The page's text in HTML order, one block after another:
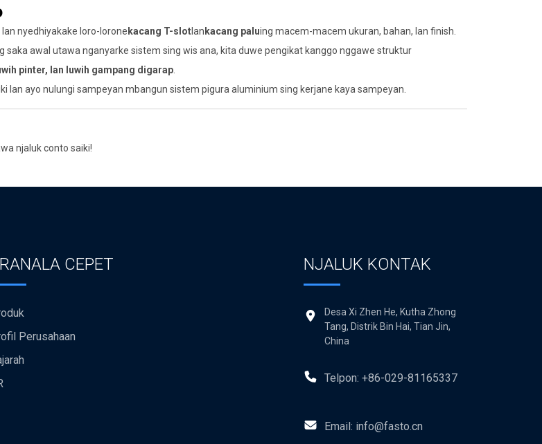
nyedhiyakake loro-loronekacang T-slotlankacang paluing macem-macem ukuran, bahan, lan finish.
saka awal utawa nganyarke sistem sing wis ana, kita duwe pengikat kanggo nggawe struktur
pinter, lan luwih gampang digarap
lan ayo nulungi sampeyan mbangun sistem pigura aluminium sing kerjane kaya sampeyan.
njaluk conto saiki!
CEPET
Perusahaan
NJALUK KONTAK
Desa Xi Zhen He, Kutha Zhong
Tang, Distrik Bin Hai, Tian Jin,
China
Telpon: +86-029-81165337
Email: info@fasto.cn